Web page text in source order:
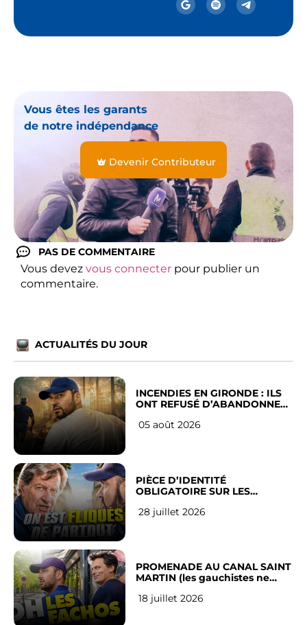
Vous êtes les garants
de notre indépendance
Devenir Contributeur
PAS DE COMMENTAIRE
Vous devez vous connecter pour publier un
commentaire.
ACTUALITÉS DU JOUR
INCENDIES EN GIRONDE : ILS
ONT REFUSÉ D’ABANDONNER
05 août 2026
PIÈCE D’IDENTITÉ
OBLIGATOIRE SUR LES
Français
28 juillet 2026
PROMENADE AU CANAL SAINT
MARTIN (les gauchistes ne
18 juillet 2026